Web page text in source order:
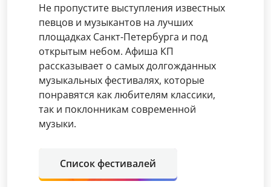
Не пропустите выступления известных
певцов и музыкантов на лучших
площадках Санкт-Петербурга и под
открытым небом. Афиша КП
рассказывает о самых долгожданных
музыкальных фестивалях, которые
понравятся как любителям классики,
так и поклонникам современной
музыки.
Список фестивалей